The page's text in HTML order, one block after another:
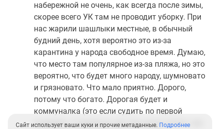
набережной не очень, как всегда после зимы,
скорее всего УК там не проводит уборку. При
нас жарили шашлыки местные, в обычный
будний день, хотя вероятно это из-за
карантина у народа свободное время. Думаю,
что место там популярное из-за пляжа, но это
вероятно, что будет много народу, шумновато
и грязновато. Что мало приятно. Дорого,
потому что богато. Дорогая будет и
коммуналка (это если судить по первой
очереди). С водой до сих пор плохо (опять же
Сайт использует ваши куки и прочие метаданные. Подробнее